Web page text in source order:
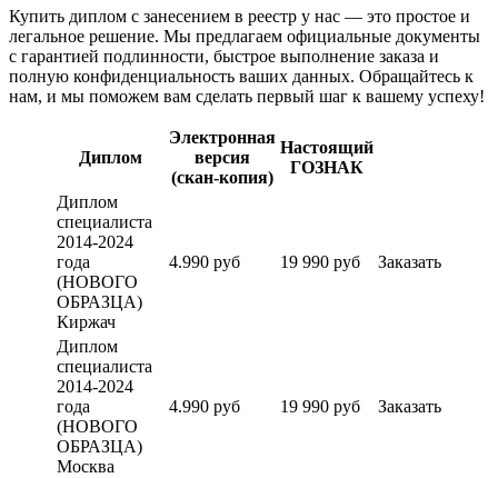
Купить диплом с занесением в реестр у нас — это простое и
легальное решение. Мы предлагаем официальные документы
с гарантией подлинности, быстрое выполнение заказа и
полную конфиденциальность ваших данных. Обращайтесь к
нам, и мы поможем вам сделать первый шаг к вашему успеху!
Диплом
Электронная
версия
(скан-копия)
Настоящий
ГОЗНАК
Диплом
специалиста
2014-2024
года
(НОВОГО
ОБРАЗЦА)
Киржач
4.990 руб 19 990 руб Заказать
Диплом
специалиста
2014-2024
года
(НОВОГО
ОБРАЗЦА)
Москва
4.990 руб 19 990 руб Заказать